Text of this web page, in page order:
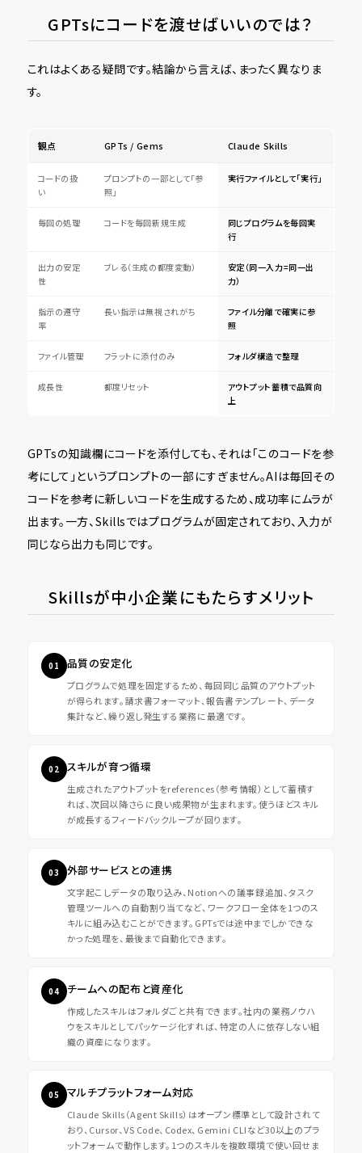
GPTsにコードを渡せばいいのでは？
これはよくある疑問です。結論から言えば、まったく異なりま
す。
観点 GPTs / Gems Claude Skills
コードの扱
い
プロンプトの一部として「参
照」
実行ファイルとして「実行」
毎回の処理 コードを毎回新規生成
同じプログラムを毎回実
行
出力の安定
性
ブレる（生成の都度変動）
安定（同一入力=同一出
力）
指示の遵守
率
長い指示は無視されがち
ファイル分離で確実に参
照
ファイル管理 フラットに添付のみ フォルダ構造で整理
成長性 都度リセット
アウトプット蓄積で品質向
上
GPTsの知識欄にコードを添付しても、それは「このコードを参
考にして」というプロンプトの一部にすぎません。AIは毎回その
コードを参考に新しいコードを生成するため、成功率にムラが
出ます。一方、Skillsではプログラムが固定されており、入力が
同じなら出力も同じです。
Skillsが中小企業にもたらすメリット
01 品質の安定化
プログラムで処理を固定するため、毎回同じ品質のアウトプット
が得られます。請求書フォーマット、報告書テンプレート、データ
集計など、繰り返し発生する業務に最適です。
02 スキルが育つ循環
生成されたアウトプットをreferences（参考情報）として蓄積す
れば、次回以降さらに良い成果物が生まれます。使うほどスキル
が成長するフィードバックループが回ります。
03 外部サービスとの連携
文字起こしデータの取り込み、Notionへの議事録追加、タスク
管理ツールへの自動割り当てなど、ワークフロー全体を1つのス
キルに組み込むことができます。GPTsでは途中までしかできな
かった処理を、最後まで自動化できます。
04 チームへの配布と資産化
作成したスキルはフォルダごと共有できます。社内の業務ノウハ
ウをスキルとしてパッケージ化すれば、特定の人に依存しない組
織の資産になります。
05 マルチプラットフォーム対応
Claude Skills（Agent Skills）はオープン標準として設計されて
おり、Cursor、VS Code、Codex、Gemini CLIなど30以上のプラ
ットフォームで動作します。1つのスキルを複数環境で使い回せま